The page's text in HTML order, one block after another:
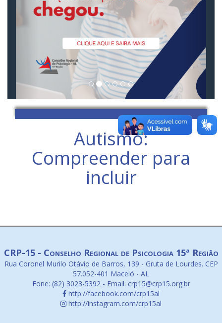
Autismo:
Compreender para
incluir
CRP-15 - Conselho Regional de Psicologia 15ª Região
Rua Coronel Murilo Otávio de Barros, 139 - Gruta de Lourdes. CEP
57.052-401 Maceió - AL
Fone: (82) 3023-5392 - Email: crp15@crp15.org.br
http://facebook.com/crp15al
http://instagram.com/crp15al